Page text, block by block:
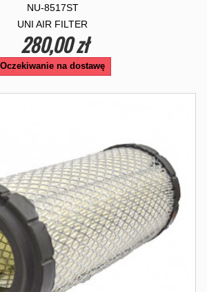
NU-8517ST
UNI AIR FILTER
280,00 zł
Oczekiwanie na dostawę